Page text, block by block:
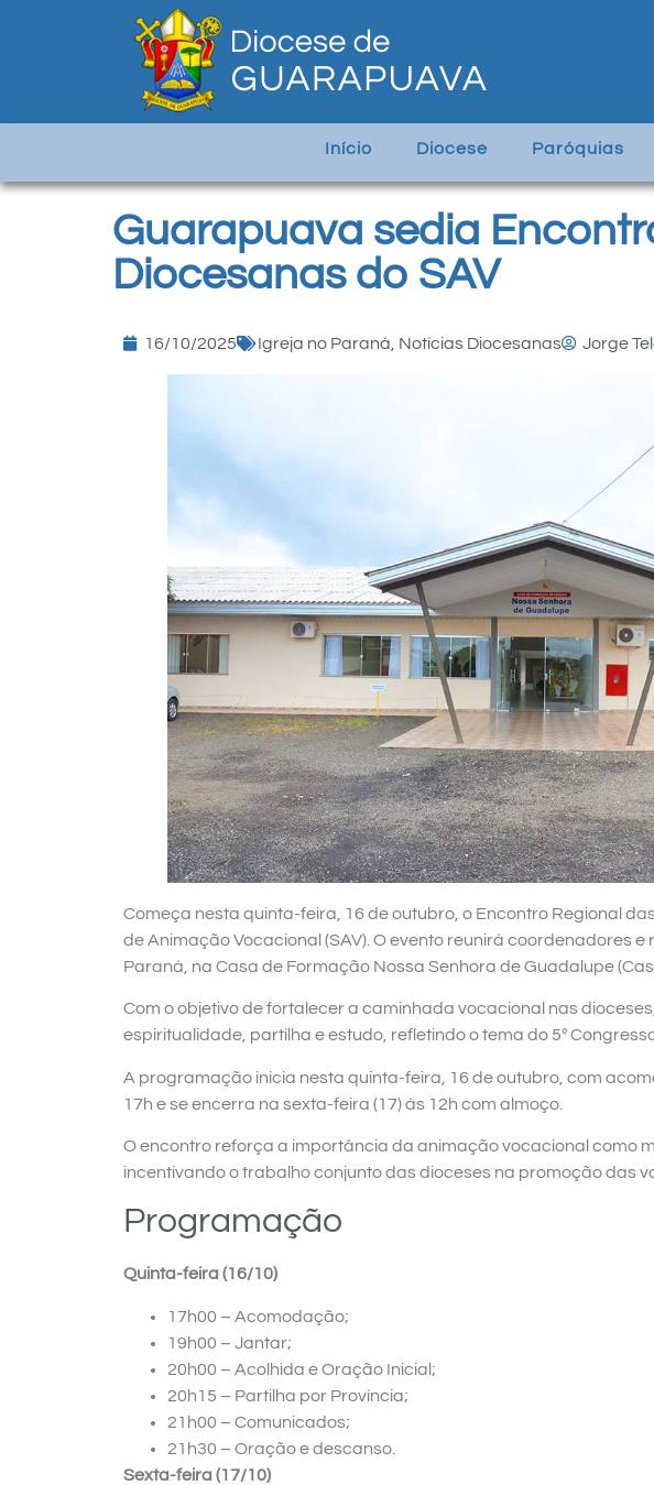
Início Diocese Paróquias
Guarapuava sedia
Diocesanas do SAV
16/10/2025 Igreja no Paraná Notícias Diocesanas Jorge
Começa nesta quinta-feira, 16 de outubro, o Encontro Regional
de Animação Vocacional (SAV). O evento reunirá coordenadores
Paraná, na Casa de Formação Nossa Senhora de Guadalupe
Com o objetivo de fortalecer a caminhada vocacional nas
espiritualidade, partilha e estudo, refletindo o tema do 5º
A programação inicia nesta quinta-feira, 16 de outubro, com
17h e se encerra na sexta-feira (17) às 12h com almoço.
O encontro reforça a importância da animação vocacional como
incentivando o trabalho conjunto das dioceses na promoção das
Programação
Quinta-feira (16/10)
17h00 – Acomodação;
19h00 – Jantar;
20h00 – Acolhida e Oração Inicial;
20h15 – Partilha por Província;
21h00 – Comunicados;
21h30 – Oração e descanso.
Sexta-feira (17/10)